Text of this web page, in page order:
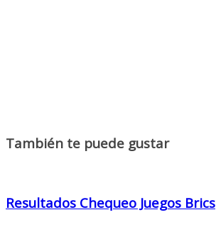
También te puede gustar
Resultados Chequeo Juegos Brics